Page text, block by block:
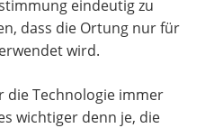
eindeutig zu
dass die Ortung nur für
wird.
die Technologie immer
wichtiger denn je, die